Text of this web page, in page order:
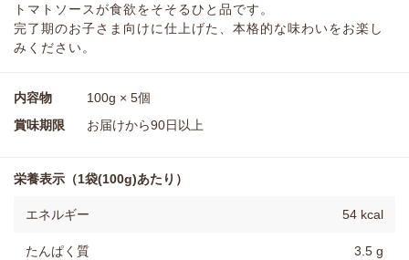
トマトソースが食欲をそそるひと品です。
完了期のお子さま向けに仕上げた、本格的な味わいをお楽し
みください。
内容物
100g × 5個
賞味期限
お届けから90日以上
栄養表示（1袋(100g)あたり）
エネルギー 54 kcal
たんぱく質 3.5 g